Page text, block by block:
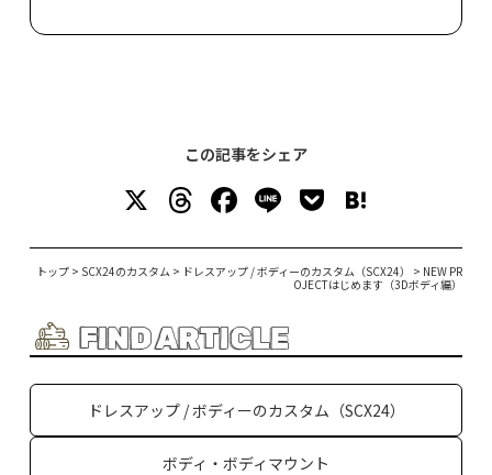
この記事をシェア
X T
h
re
d
s
F
a
c
b
o
o
k
Li
n
e
P
o
c
k
at
e
n
トップ > SCX24のカスタム > ドレスアップ / ボディーのカスタム（SCX24） > NEW PR
OJECTはじめます（3Dボディ編）
FIND ARTICLE
ドレスアップ / ボディーのカスタム（SCX24）
ボディ・ボディマウント